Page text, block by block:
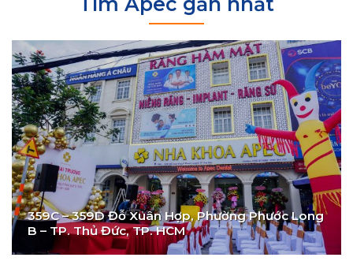
359C – 359D Đỗ Xuân Hợp, Phường Phước Long
B – TP. Thủ Đức, TP. HCM